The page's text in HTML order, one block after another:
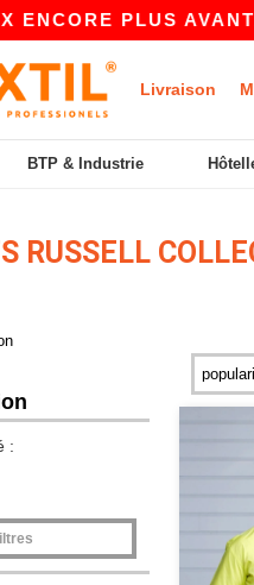
AVANTAGEUX
Livraison
BTP & Industrie
RUSSELL
: